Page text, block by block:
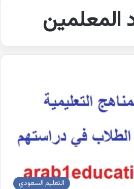
المعلمين
التعليم السعودي